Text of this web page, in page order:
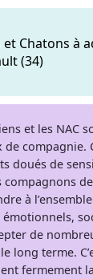
et Chatons à
(34)
et les NAC
de compagnie.
doués de
compagnons
à
de
long terme.
fermement